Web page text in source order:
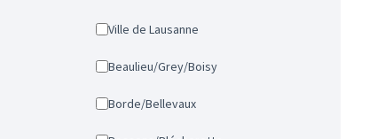
Ville de Lausanne
Beaulieu/Grey/Boisy
Borde/Bellevaux